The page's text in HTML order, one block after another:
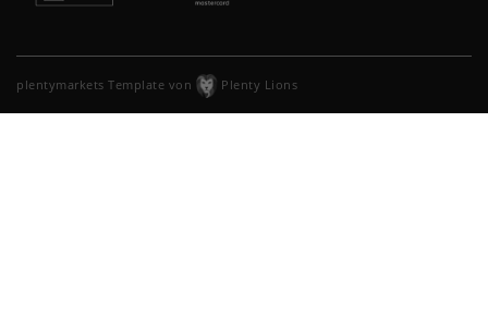
plentymarkets Template von Plenty Lions